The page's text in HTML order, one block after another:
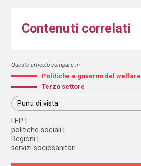
Contenuti correlati
Questo articolo compare in:
Politiche e governo del welfare
Terzo settore
Punti di vista
LEP
politiche sociali
Regioni
servizi sociosanitari